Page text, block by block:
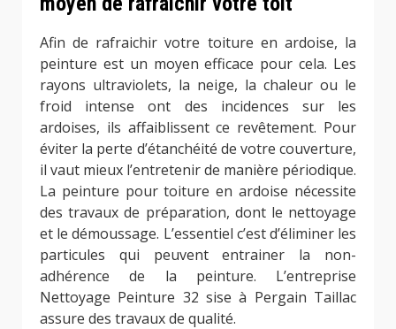
Afin de rafraichir votre toiture en ardoise, la
peinture est un moyen efficace pour cela. Les
rayons ultraviolets, la neige, la chaleur ou le
froid intense ont des incidences sur les
ardoises, ils affaiblissent ce revêtement. Pour
éviter la perte d’étanchéité de votre couverture,
il vaut mieux l’entretenir de manière périodique.
La peinture pour toiture en ardoise nécessite
des travaux de préparation, dont le nettoyage
et le démoussage. L’essentiel c’est d’éliminer les
particules qui peuvent entrainer la non-
adhérence de la peinture. L’entreprise
Nettoyage Peinture 32 sise à Pergain Taillac
assure des travaux de qualité.